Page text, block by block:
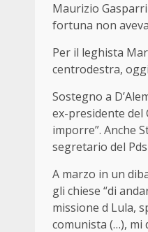
Maurizio
fortuna non
Per il leghista
centrodestra,
Sostegno a
ex-presidente del
imporre”. Anche
segretario del
A marzo in un
gli chiese “di
missione d Lula,
comunista (…), mi